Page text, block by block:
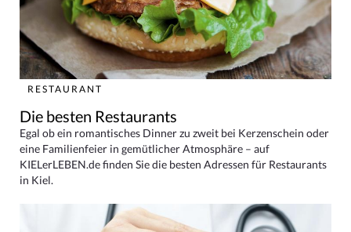
RESTAURANT
Die besten Restaurants
Egal ob ein romantisches Dinner zu zweit bei Kerzenschein oder
eine Familienfeier in gemütlicher Atmosphäre – auf
KIELerLEBEN.de finden Sie die besten Adressen für Restaurants
in Kiel.